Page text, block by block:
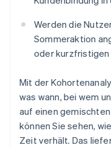
Werden die
Sommeraktion
oder kurzfristigen
Mit der
was wann, bei wem
auf einen
können Sie sehen,
Zeit verhält. Das